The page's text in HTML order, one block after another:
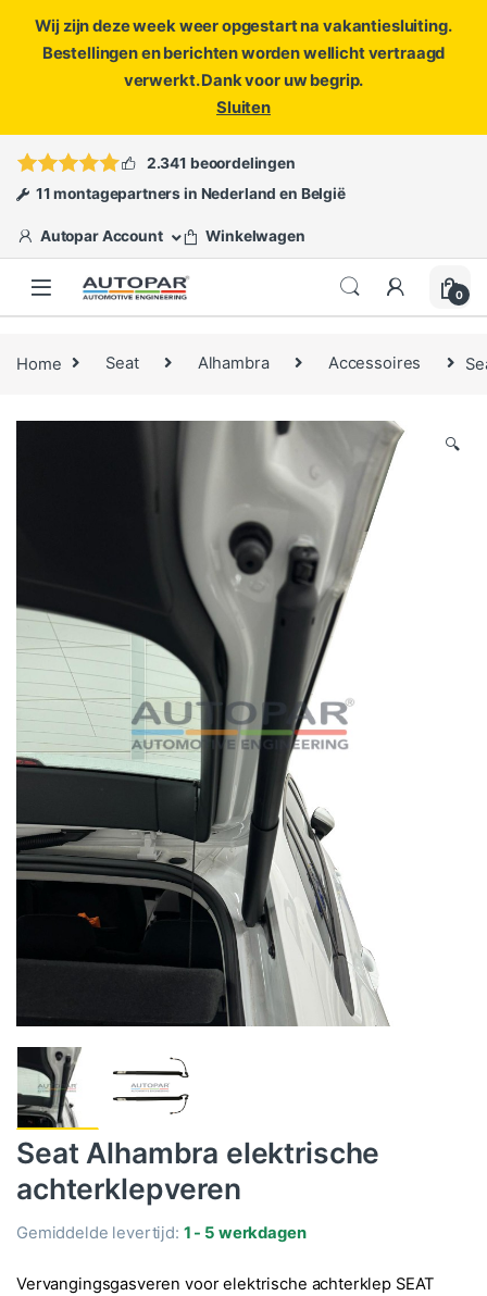
Wij zijn deze week weer opgestart na vakantiesluiting.
Bestellingen en berichten worden wellicht vertraagd
verwerkt. Dank voor uw begrip.
Sluiten
ofopen een ticket
2.341 beoordelingen
11 montagepartners in Nederland en België
Autopar Account Winkelwagen
0
Home Seat Alhambra Accessoires
🔍
Seat Alhambra elektrische
achterklepveren
Gemiddelde levertijd: 1 - 5 werkdagen
Vervangingsgasveren voor elektrische achterklep SEAT